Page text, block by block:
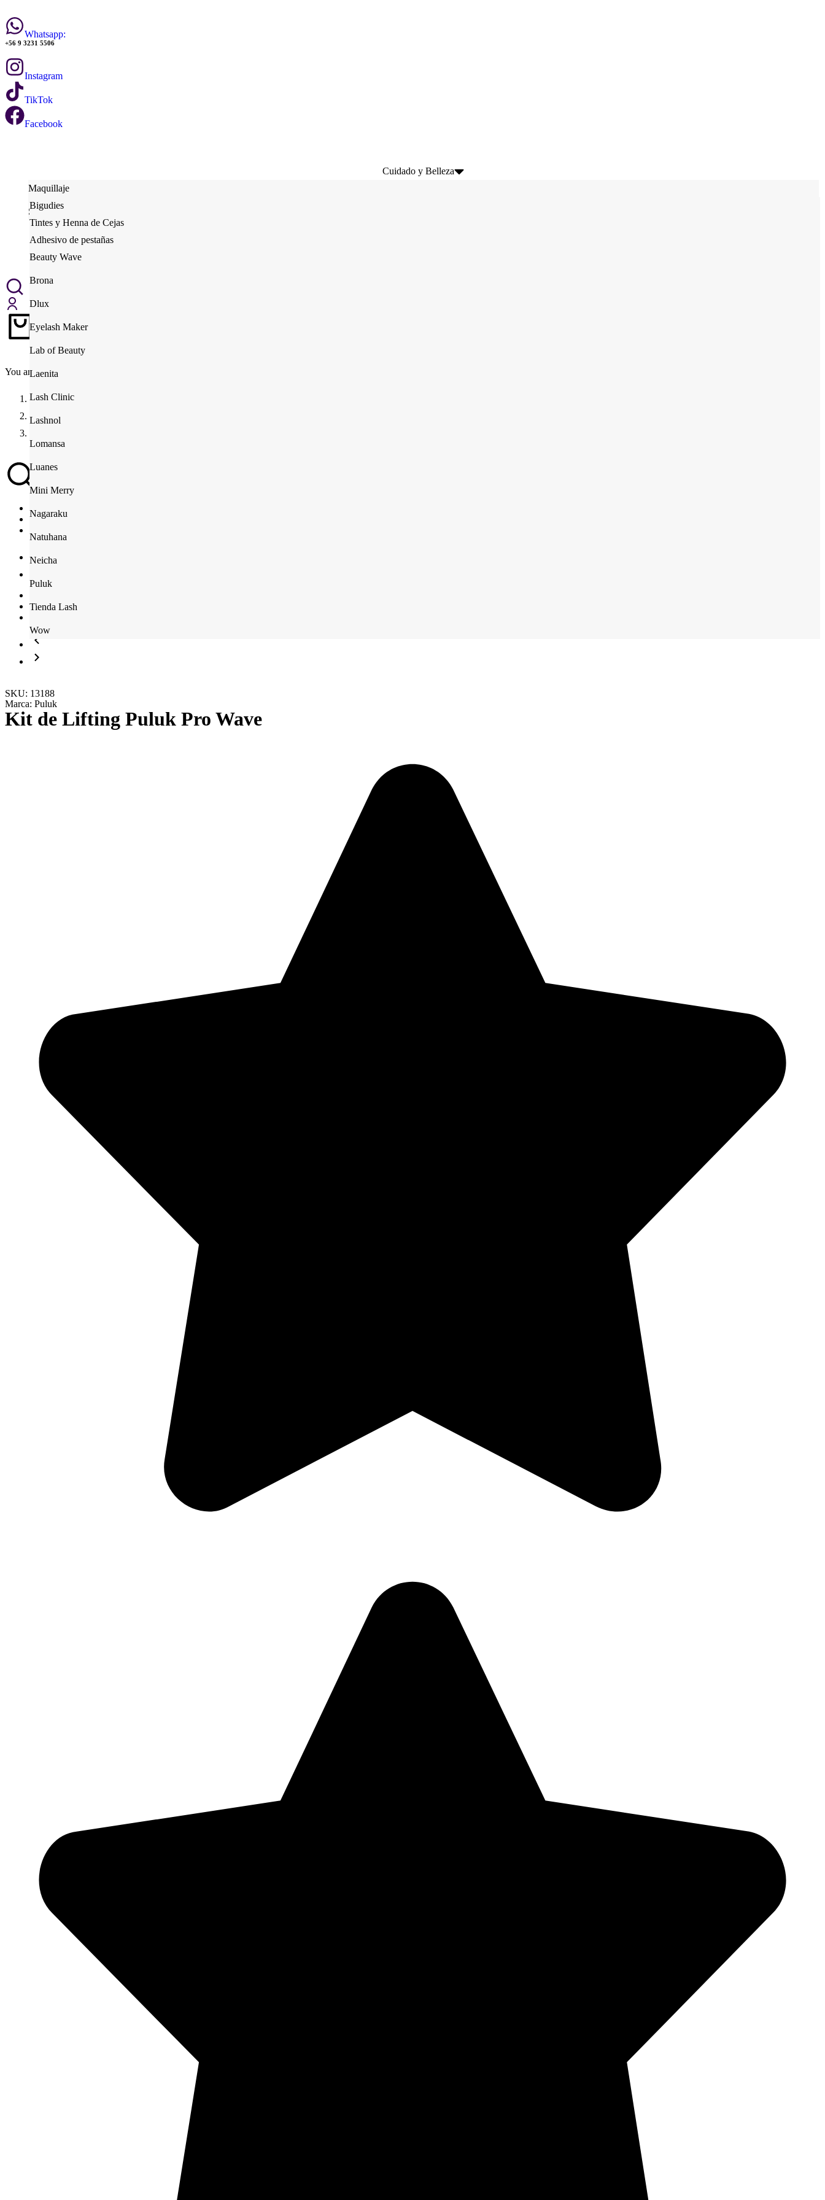
Whatsapp:
+56 9 3231 5506
Instagram
TikTok
Facebook
Cuidado y Belleza
Maquillaje
Serum de Pestañas
Bigudies
Adhesivos y Balm de Lifting
Tinte de pestañas
Insumos
Desechables
Tintes y Henna de Cejas
Herramientas
Adhesivo de pestañas
Tinte de pestañas
Herramientas
Desechables
Insumos
Beauty Wave
Brona
Dlux
Eyelash Maker
Lab of Beauty
Laenita
Lash Clinic
Lashnol
Lomansa
Luanes
Mini Merry
Nagaraku
Natuhana
Neicha
Puluk
Tienda Lash
Wow
You are here:
Home
Lifting de pestañas
SKU: 13188
Marca: Puluk
Kit de Lifting Puluk Pro Wave